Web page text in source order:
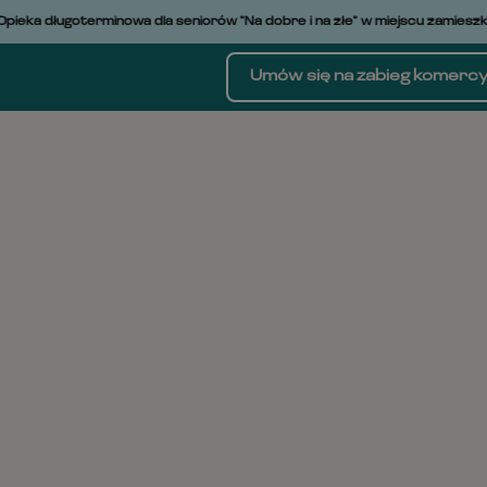
k
o
długoterminowa dla seniorów "Na dobre i na złe" w miejscu zamieszkania
Umów się na zabieg